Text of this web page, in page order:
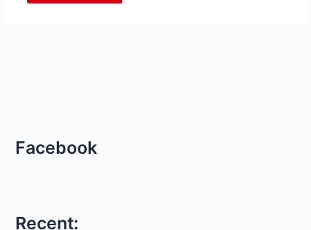
Facebook
Recent: